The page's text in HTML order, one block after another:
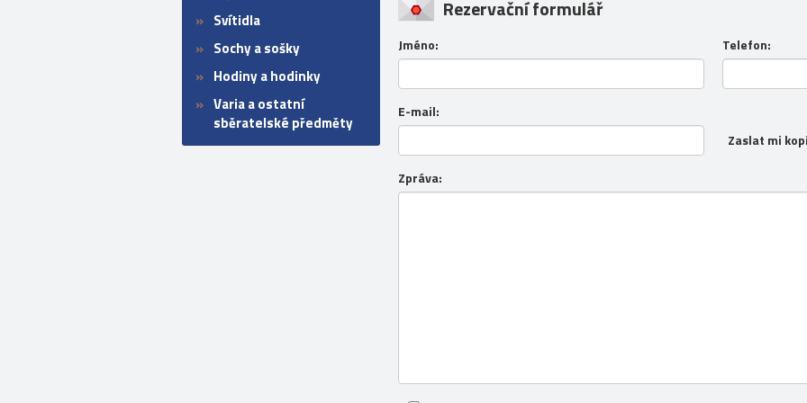
Svítidla
Sochy a sošky
Hodiny a hodinky
Varia a ostatní
sběratelské předměty
Rezervační formulář
Jméno: Telefon:
E-mail:
Zaslat mi
Zpráva: